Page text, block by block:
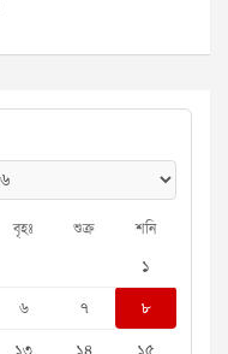
বৃহঃ শুক্র শনি
১
৬ ৭
৮